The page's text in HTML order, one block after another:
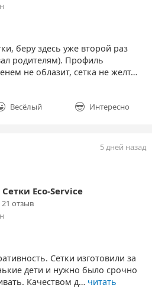
беру здесь уже второй раз
родителям). Профиль
не облазит, сетка не желт…
Весёлый Интересно
5 дней назад
Eco-Service
21 отзыв
Сетки изготовили за
дети и нужно было срочно
Качеством д… читать